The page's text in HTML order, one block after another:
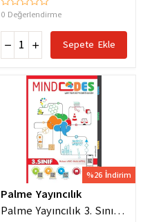
0 Değerlendirme
Sepete Ekle
%26 İndirim
Palme Yayıncılık
Palme Yayıncılık 3. Sınıf